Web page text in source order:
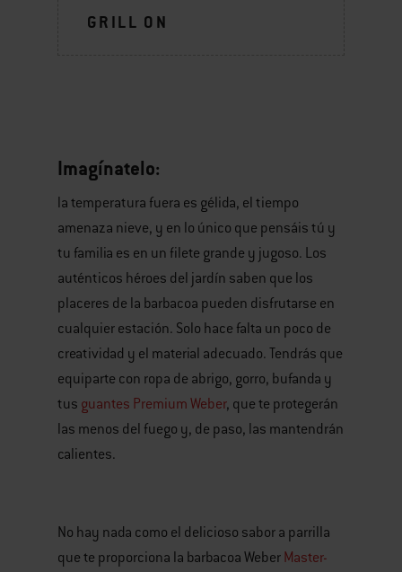
GRILL ON
Imagínatelo:
la temperatura fuera es gélida, el tiempo
amenaza nieve, y en lo único que pensáis tú y
tu familia es en un filete grande y jugoso. Los
auténticos héroes del jardín saben que los
placeres de la barbacoa pueden disfrutarse en
cualquier estación. Solo hace falta un poco de
creatividad y el material adecuado. Tendrás que
equiparte con ropa de abrigo, gorro, bufanda y
tus guantes Premium Weber, que te protegerán
las menos del fuego y, de paso, las mantendrán
calientes.
No hay nada como el delicioso sabor a parrilla
que te proporciona la barbacoa Weber Master-